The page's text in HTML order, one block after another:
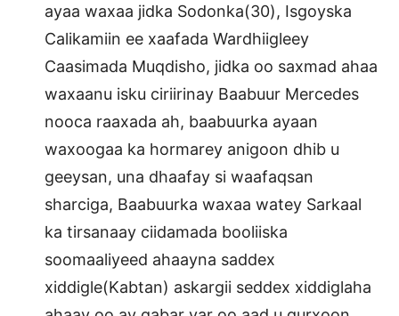
ayaa waxaa jidka Sodonka(30), Isgoyska
Calikamiin ee xaafada Wardhiigleey
Caasimada Muqdisho, jidka oo saxmad ahaa
waxaanu isku ciriirinay Baabuur Mercedes
nooca raaxada ah, baabuurka ayaan
waxoogaa ka hormarey anigoon dhib u
geeysan, una dhaafay si waafaqsan
sharciga, Baabuurka waxaa watey Sarkaal
ka tirsanaay ciidamada booliiska
soomaaliyeed ahaayna saddex
xiddigle(Kabtan) askargii seddex xiddiglaha